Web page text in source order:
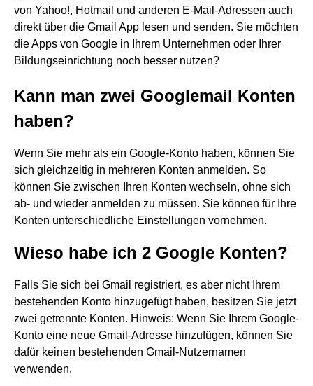
von Yahoo!, Hotmail und anderen E-Mail-Adressen auch
direkt über die Gmail App lesen und senden. Sie möchten
die Apps von Google in Ihrem Unternehmen oder Ihrer
Bildungseinrichtung noch besser nutzen?
Kann man zwei Googlemail Konten
haben?
Wenn Sie mehr als ein Google-Konto haben, können Sie
sich gleichzeitig in mehreren Konten anmelden. So
können Sie zwischen Ihren Konten wechseln, ohne sich
ab- und wieder anmelden zu müssen. Sie können für Ihre
Konten unterschiedliche Einstellungen vornehmen.
Wieso habe ich 2 Google Konten?
Falls Sie sich bei Gmail registriert, es aber nicht Ihrem
bestehenden Konto hinzugefügt haben, besitzen Sie jetzt
zwei getrennte Konten. Hinweis: Wenn Sie Ihrem Google-
Konto eine neue Gmail-Adresse hinzufügen, können Sie
dafür keinen bestehenden Gmail-Nutzernamen
verwenden.